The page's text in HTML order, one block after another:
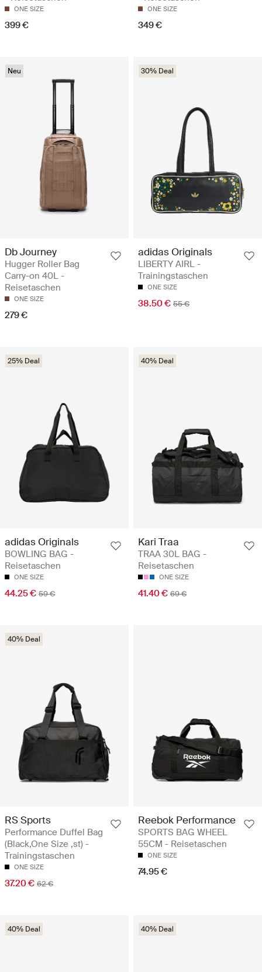
ONE SIZE
399 €
ONE SIZE
349 €
Neu
Db Journey
Hugger Roller Bag
Carry-on 40L -
Reisetaschen
ONE SIZE
279 €
30% Deal
adidas Originals
LIBERTY AIRL -
Trainingstaschen
ONE SIZE
38.50 € 55 €
25% Deal
adidas Originals
BOWLING BAG -
Reisetaschen
ONE SIZE
44.25 € 59 €
40% Deal
Kari Traa
TRAA 30L BAG -
Reisetaschen
ONE SIZE
41.40 € 69 €
40% Deal
RS Sports
Performance Duffel Bag
(Black,One Size ,st) -
Trainingstaschen
ONE SIZE
37.20 € 62 €
Reebok Performance
SPORTS BAG WHEEL
55CM - Reisetaschen
ONE SIZE
74.95 €
40% Deal 40% Deal